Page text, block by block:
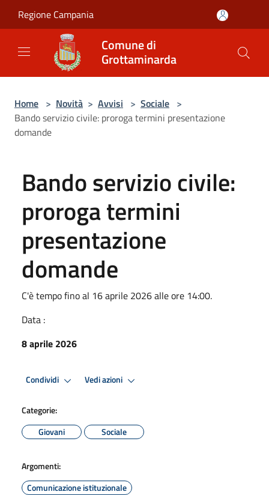
Regione Campania
Comune di
Grottaminarda
Home > Novità > Avvisi > Sociale >
Bando servizio civile: proroga termini presentazione
domande
Bando servizio civile:
proroga termini
presentazione
domande
C'è tempo fino al 16 aprile 2026 alle ore 14:00.
Data :
8 aprile 2026
Condividi Vedi azioni
Categorie:
Giovani
Sociale
Argomenti:
Comunicazione istituzionale